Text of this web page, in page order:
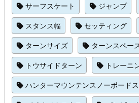
サーフスケート
ジャンプ
スタンス幅
セッティング
ターンサイズ
ターンスペー
トウサイドターン
トレーニ
ハンターマウンテンスノーボード